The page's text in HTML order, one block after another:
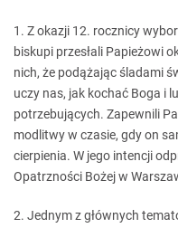
1. Z okazji 12. rocznicy
biskupi przesłali Papieżowi
nich, że podążając śladami
uczy nas, jak kochać Boga i
potrzebujących. Zapewnili
modlitwy w czasie, gdy on
cierpienia. W jego intencji
Opatrzności Bożej w
2. Jednym z głównych